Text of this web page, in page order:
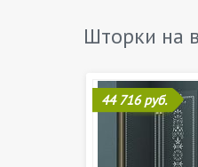
Шторки на
44 716 руб.